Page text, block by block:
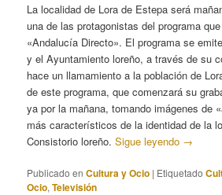
La localidad de Lora de Estepa será
una de las protagonistas del programa
«Andalucía Directo». El programa se
y el Ayuntamiento loreño, a través de su
hace un llamamiento a la población de
de este programa, que comenzará su
ya por la mañana, tomando imágenes de
más característicos de la identidad de la
Consistorio loreño.Sigue leyendo →
Publicado en Cultura y Ocio | Etiquetado
Ocio,Televisión